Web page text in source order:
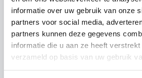
informatie over uw gebruik van onze
partners voor social media,
partners kunnen deze gegevens
informatie die u aan ze heeft
verzameld op basis van uw gebruik
inruilauto mee te sturen.
Kenteken huidige auto